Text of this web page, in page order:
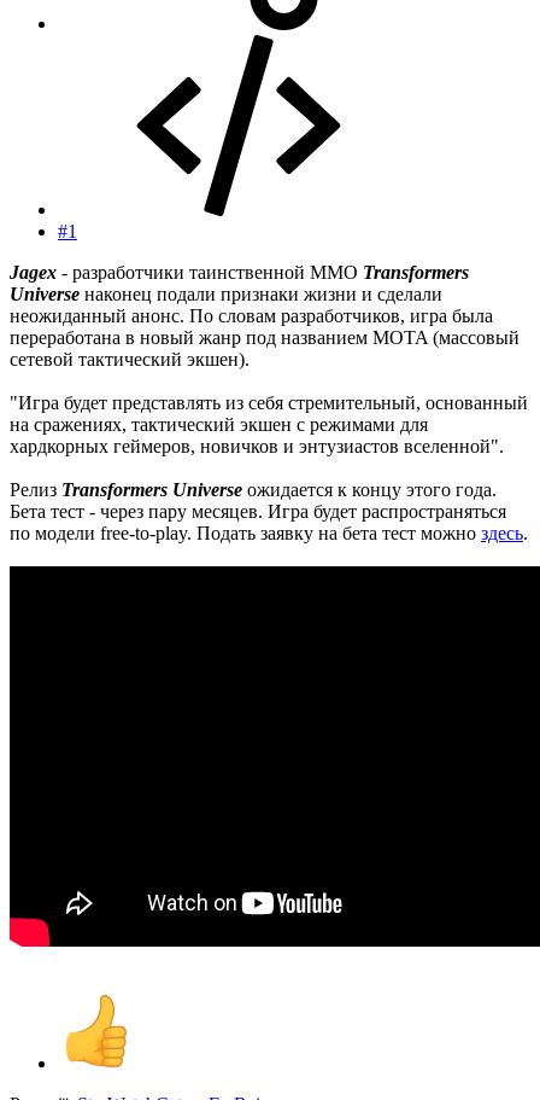
#1
Jagex - разработчики таинственной MMO Transformers
Universe наконец подали признаки жизни и сделали
неожиданный анонс. По словам разработчиков, игра была
переработана в новый жанр под названием MOTA (массовый
сетевой тактический экшен).
"Игра будет представлять из себя стремительный, основанный
на сражениях, тактический экшен с режимами для
хардкорных геймеров, новичков и энтузиастов вселенной".
Релиз Transformers Universe ожидается к концу этого года.
Бета тест - через пару месяцев. Игра будет распространяться
по модели free-to-play. Подать заявку на бета тест можно здесь.